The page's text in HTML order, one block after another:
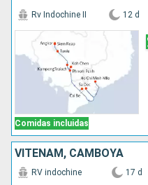
Comidas incluidas
Rv Indochine II 12 d
VITENAM, CAMBOYA
RV indochine 17 d